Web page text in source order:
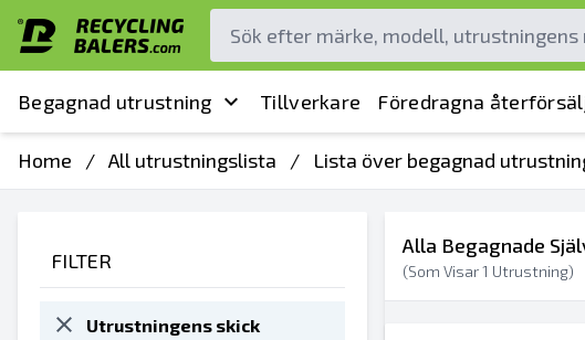
Begagnad utrustning Tillverkare Föredragna
Home / All utrustningslista / Lista över begagnad
FILTER
Utrustningens skick
Alla Begagnade
(Som Visar1 Utrustning)